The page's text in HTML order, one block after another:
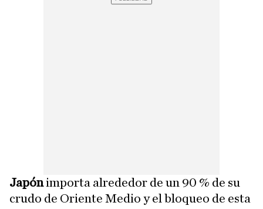
Japónimporta alrededor de un 90 % de su
crudo de Oriente Medio y el bloqueo de esta